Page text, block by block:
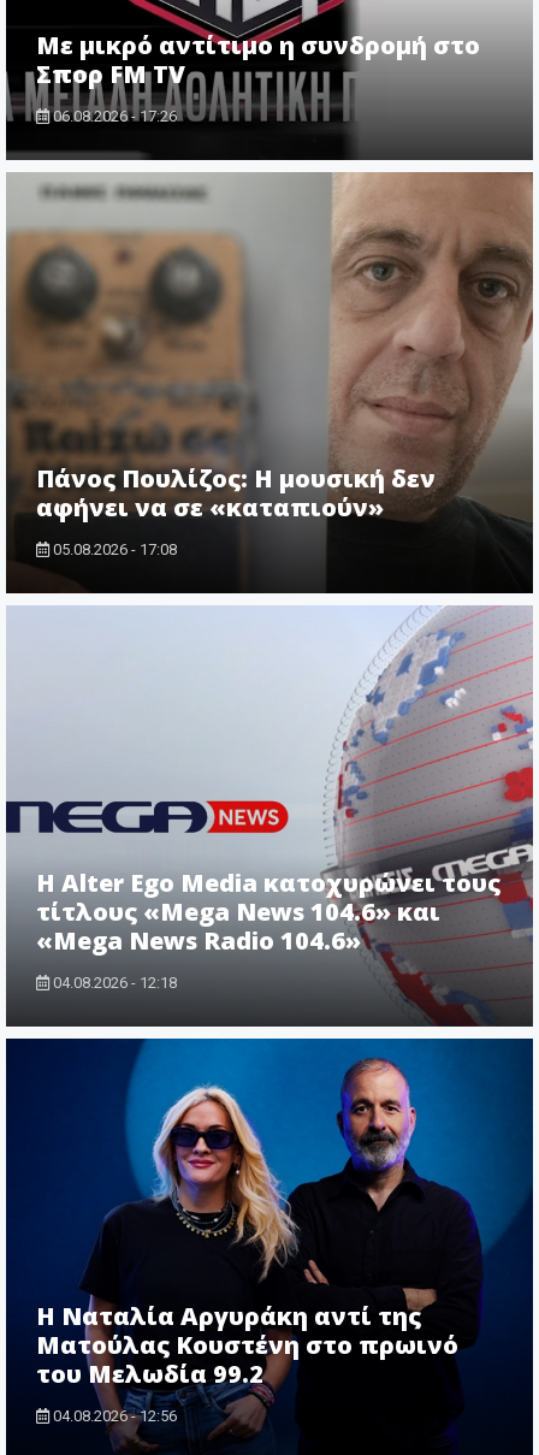
Με μικρό αντίτιμο η συνδρομή στο
Σπορ FM TV
06.08.2026 - 17:26
Πάνος Πουλίζος: Η μουσική δεν
αφήνει να σε «καταπιούν»
05.08.2026 - 17:08
Η Alter Ego Media κατοχυρώνει τους
τίτλους «Mega News 104.6» και
«Mega News Radio 104.6»
04.08.2026 - 12:18
Η Ναταλία Αργυράκη αντί της
Ματούλας Κουστένη στο πρωινό
του Μελωδία 99.2
04.08.2026 - 12:56